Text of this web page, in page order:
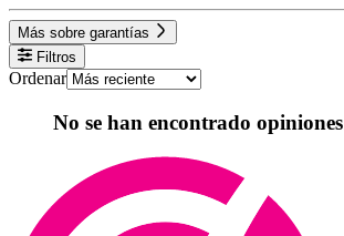
Más sobre garantías
Filtros
Ordenar
No se han encontrado opiniones